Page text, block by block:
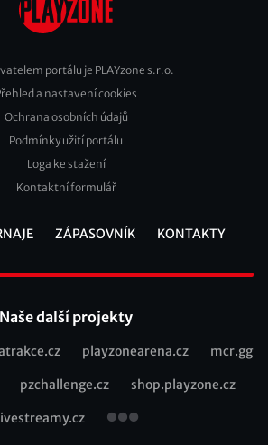
portálu je PLAYzone s.r.o.
a nastavení cookies
Ochrana osobních údajů
Podmínky užití portálu
Loga ke stažení
Kontaktní formulář
ZÁPASOVNÍK KONTAKTY
Naše další projekty
playzonearena.cz mcr.gg
pzchallenge.cz shop.playzone.cz